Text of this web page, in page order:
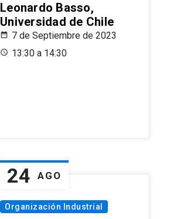
Leonardo Basso,
Universidad de Chile
7 de Septiembre de 2023
13:30 a 14:30
24 AGO
Organización Industrial